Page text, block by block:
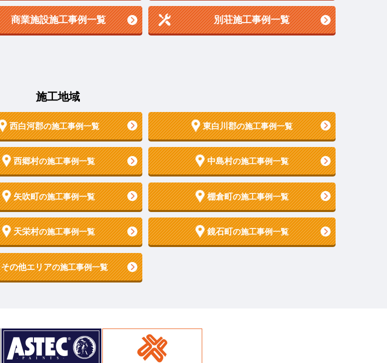
商業施設施工事例一覧 別荘施工事例一覧
施工地域
西白河郡の施工事例一覧 東白川郡の施工事例一覧
西郷村の施工事例一覧 中島村の施工事例一覧
矢吹町の施工事例一覧 棚倉町の施工事例一覧
天栄村の施工事例一覧 鏡石町の施工事例一覧
その他エリアの施工事例一覧